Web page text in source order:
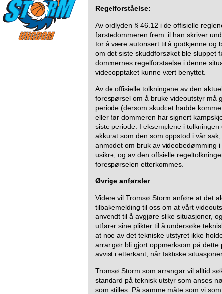
Regelforståelse:
Av ordlyden § 46.12 i de offisielle
førstedommeren frem til han skriver
for å være autorisert til å godkjenne og
om det siste skuddforsøket ble sluppet
dommernes regelforståelse i denne
videoopptaket kunne vært benyttet.
Av de offisielle tolkningene av den
forespørsel om å bruke videoutstyr må
periode (dersom skuddet hadde
eller før dommeren har signert
siste periode. I eksemplene i
akkurat som den som oppstod i vår
anmodet om bruk av videobedømming
usikre, og av den offsielle
forespørselen etterkommes.
Øvrige anførsler
Videre vil Tromsø Storm anføre at det
tilbakemelding til oss om at vårt
anvendt til å avgjøre slike situasjoner,
utfører sine plikter til å undersøke
at noe av det tekniske utstyret ikke
arrangør bli gjort oppmerksom på dette
avvist i etterkant, når faktiske
Tromsø Storm som arrangør vil alltid
standard på teknisk utstyr som anses
som stilles. På samme måte som vi